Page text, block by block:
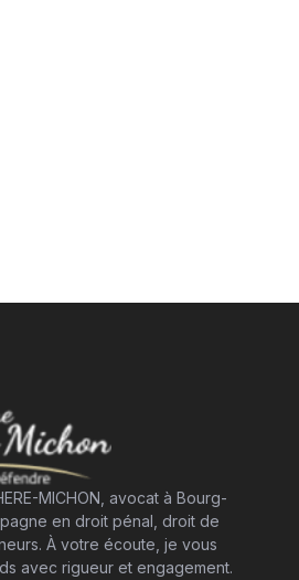
MICHON, avocat à Bourg-
en droit pénal, droit de
À votre écoute, je vous
avec rigueur et engagement.